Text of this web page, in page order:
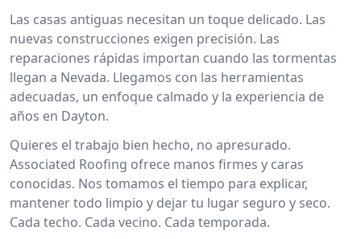
Las casas antiguas necesitan un toque delicado. Las
nuevas construcciones exigen precisión. Las
reparaciones rápidas importan cuando las tormentas
llegan a Nevada. Llegamos con las herramientas
adecuadas, un enfoque calmado y la experiencia de
años en Dayton.
Quieres el trabajo bien hecho, no apresurado.
Associated Roofing ofrece manos firmes y caras
conocidas. Nos tomamos el tiempo para explicar,
mantener todo limpio y dejar tu lugar seguro y seco.
Cada techo. Cada vecino. Cada temporada.